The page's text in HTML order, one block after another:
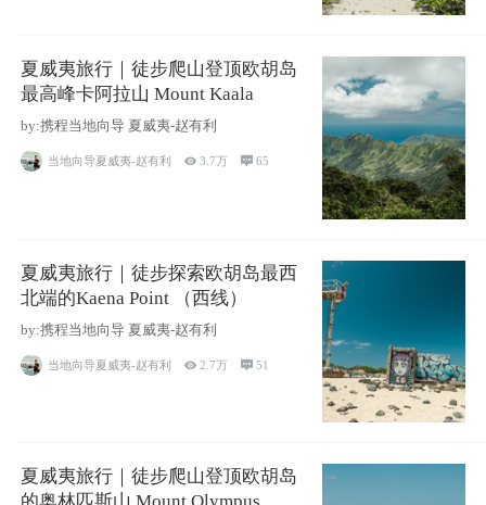
夏威夷旅行｜徒步爬山登顶欧胡岛
最高峰卡阿拉山 Mount Kaala
by:携程当地向导 夏威夷-赵有利
当地向导夏威夷-赵有利 3.7万 65
夏威夷旅行｜徒步探索欧胡岛最西
北端的Kaena Point （西线）
by:携程当地向导 夏威夷-赵有利
当地向导夏威夷-赵有利 2.7万  51
夏威夷旅行｜徒步爬山登顶欧胡岛